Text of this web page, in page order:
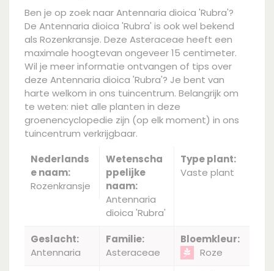
Ben je op zoek naar Antennaria dioica 'Rubra'?
De Antennaria dioica 'Rubra' is ook wel bekend
als Rozenkransje. Deze Asteraceae heeft een
maximale hoogtevan ongeveer 15 centimeter.
Wil je meer informatie ontvangen of tips over
deze Antennaria dioica 'Rubra'? Je bent van
harte welkom in ons tuincentrum. Belangrijk om
te weten: niet alle planten in deze
groenencyclopedie zijn (op elk moment) in ons
tuincentrum verkrijgbaar.
Nederlands
e naam:
Rozenkransje
Wetenscha
ppelijke
naam:
Antennaria
dioica 'Rubra'
Type plant:
Vaste plant
Geslacht:
Antennaria
Familie:
Asteraceae
Bloemkleur:
Roze